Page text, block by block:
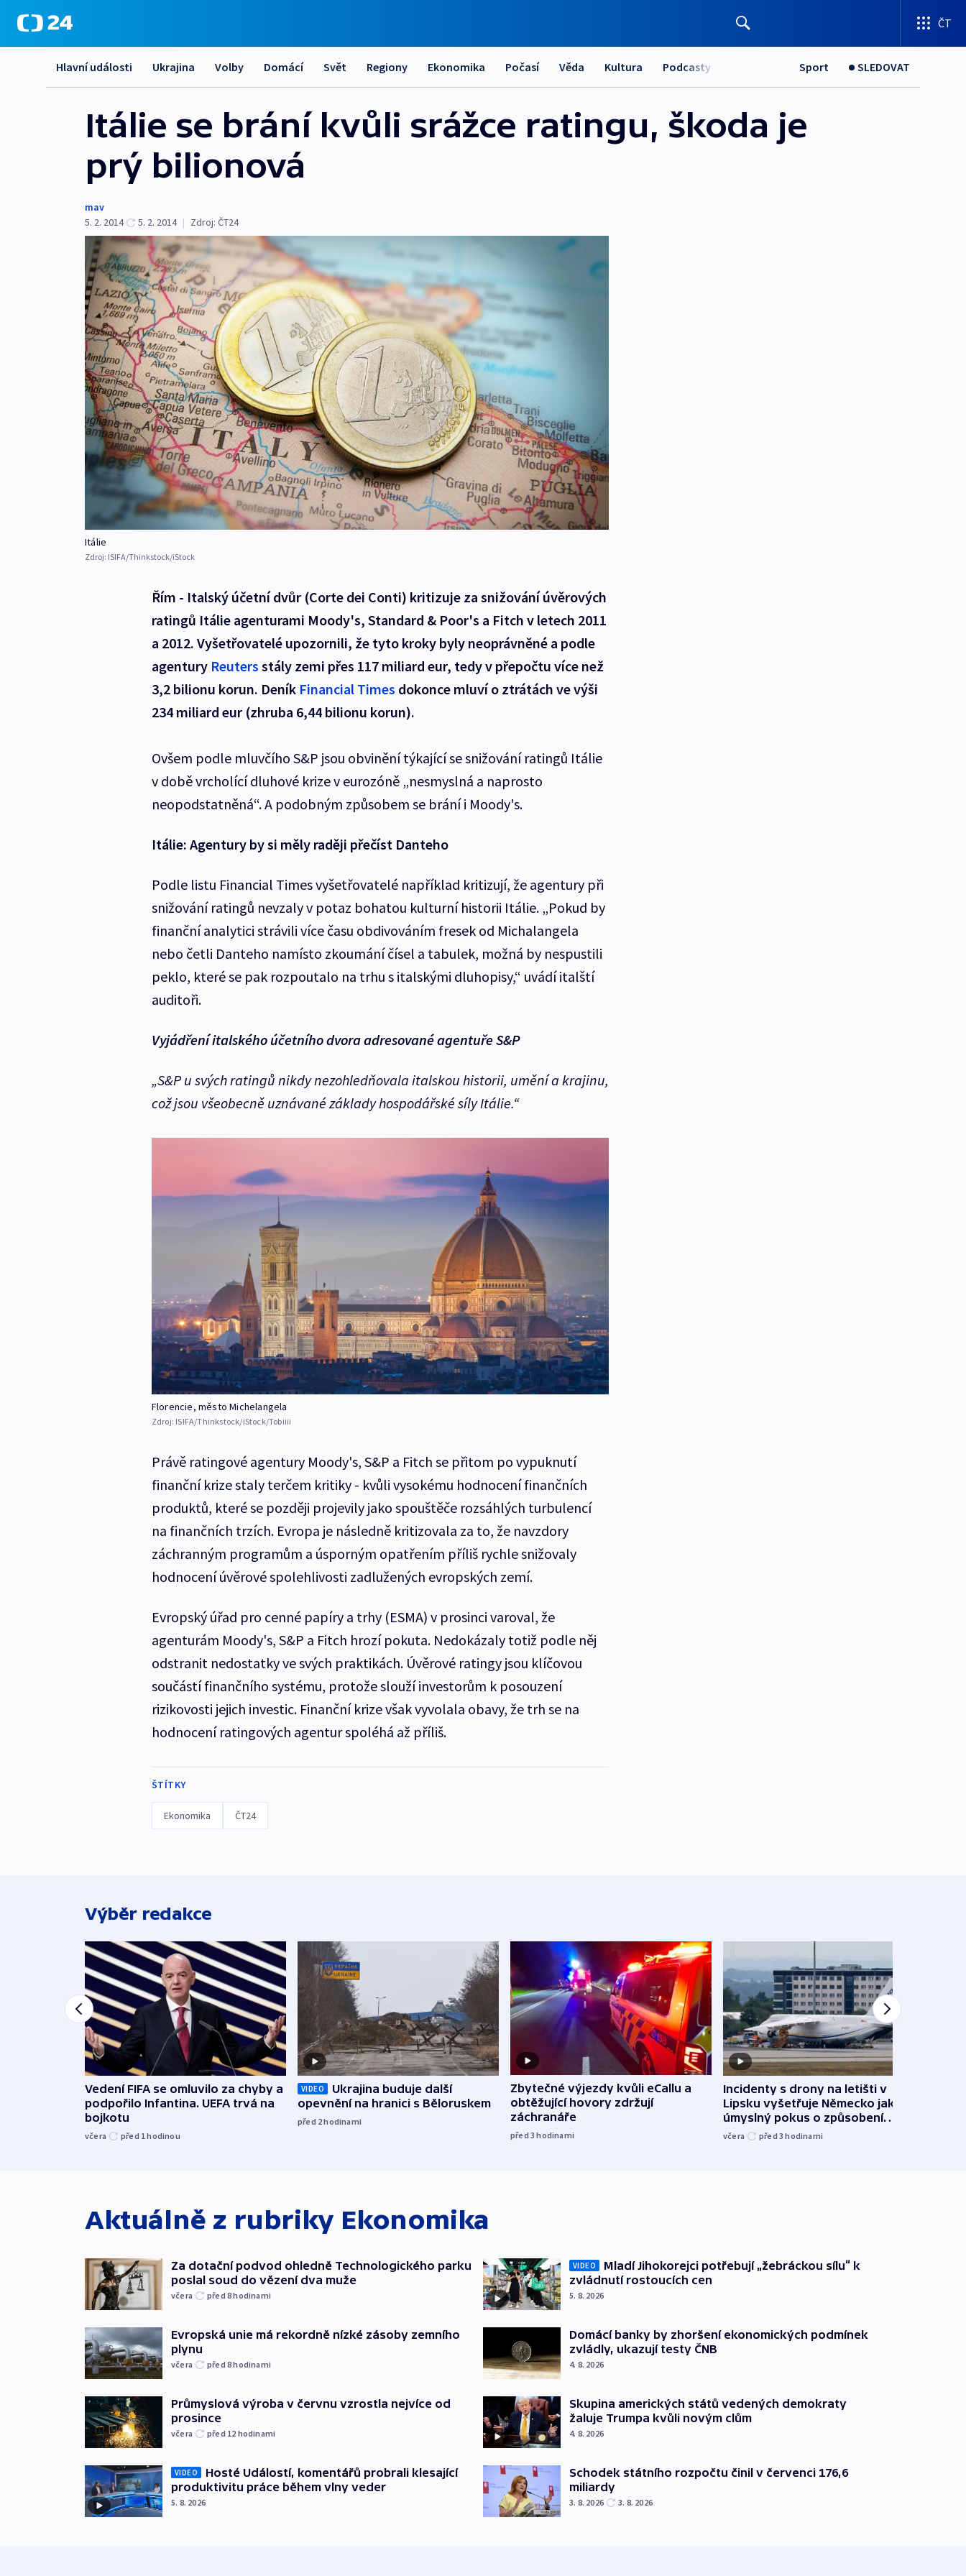
ČT
Hlavní události Ukrajina Volby Domácí Svět Regiony Ekonomika Počasí Věda Kultura Podcasty Sport SLEDOVAT
Itálie se brání kvůli srážce ratingu, škoda je
prý bilionová
mav
5. 2. 2014
5. 2. 2014 | Zdroj: ČT24
Itálie
Zdroj: ISIFA/Thinkstock/iStock
Řím - Italský účetní dvůr (Corte dei Conti) kritizuje za snižování úvěrových
ratingů Itálie agenturami Moody's, Standard & Poor's a Fitch v letech 2011
a 2012. Vyšetřovatelé upozornili, že tyto kroky byly neoprávněné a podle
agentury Reuters stály zemi přes 117 miliard eur, tedy v přepočtu více než
3,2 bilionu korun. Deník Financial Times dokonce mluví o ztrátách ve výši
234 miliard eur (zhruba 6,44 bilionu korun).
Ovšem podle mluvčího S&P jsou obvinění týkající se snižování ratingů Itálie
v době vrcholící dluhové krize v eurozóně „nesmyslná a naprosto
neopodstatněná“. A podobným způsobem se brání i Moody's.
Itálie: Agentury by si měly raději přečíst Danteho
Podle listu Financial Times vyšetřovatelé například kritizují, že agentury při
snižování ratingů nevzaly v potaz bohatou kulturní historii Itálie. „Pokud by
finanční analytici strávili více času obdivováním fresek od Michalangela
nebo četli Danteho namísto zkoumání čísel a tabulek, možná by nespustili
peklo, které se pak rozpoutalo na trhu s italskými dluhopisy,“ uvádí italští
auditoři.
Vyjádření italského účetního dvora adresované agentuře S&P
„S&P u svých ratingů nikdy nezohledňovala italskou historii, umění a krajinu,
což jsou všeobecně uznávané základy hospodářské síly Itálie.“
Florencie, město Michelangela
Zdroj: ISIFA/Thinkstock/iStock/Tobiiii
Právě ratingové agentury Moody's, S&P a Fitch se přitom po vypuknutí
finanční krize staly terčem kritiky - kvůli vysokému hodnocení finančních
produktů, které se později projevily jako spouštěče rozsáhlých turbulencí
na finančních trzích. Evropa je následně kritizovala za to, že navzdory
záchranným programům a úsporným opatřením příliš rychle snižovaly
hodnocení úvěrové spolehlivosti zadlužených evropských zemí.
Evropský úřad pro cenné papíry a trhy (ESMA) v prosinci varoval, že
agenturám Moody's, S&P a Fitch hrozí pokuta. Nedokázaly totiž podle něj
odstranit nedostatky ve svých praktikách. Úvěrové ratingy jsou klíčovou
součástí finančního systému, protože slouží investorům k posouzení
rizikovosti jejich investic. Finanční krize však vyvolala obavy, že trh se na
hodnocení ratingových agentur spoléhá až příliš.
ŠTÍTKY
Ekonomika ČT24
Výběr redakce
Vedení FIFA se omluvilo za chyby a
podpořilo Infantina. UEFA trvá na
bojkotu
včera před 1hodinou
VIDEO
Ukrajina buduje další
opevnění na hranici s Běloruskem
před 2hodinami
Zbytečné výjezdy kvůli eCallu a
obtěžující hovory zdržují
záchranáře
před 3hodinami
Incidenty s drony na letišti v
Lipsku vyšetřuje Německo jako
úmyslný pokus o způsobení
exploze
včera před 3hodinami
Aktuálně z rubriky Ekonomika
Za dotační podvod ohledně Technologického parku
poslal soud do vězení dva muže
včera před 8hodinami
Evropská unie má rekordně nízké zásoby zemního
plynu
včera před 8hodinami
Průmyslová výroba v červnu vzrostla nejvíce od
prosince
včera před 12 hodinami
VIDEO
Hosté Událostí, komentářů probrali klesající
produktivitu práce během vlny veder
5. 8. 2026
VIDEO
Mladí Jihokorejci potřebují „žebráckou sílu“ k
zvládnutí rostoucích cen
5. 8. 2026
Domácí banky by zhoršení ekonomických podmínek
zvládly, ukazují testy ČNB
4. 8. 2026
Skupina amerických států vedených demokraty
žaluje Trumpa kvůli novým clům
4. 8. 2026
Schodek státního rozpočtu činil v červenci 176,6
miliardy
3. 8. 2026 3. 8. 2026